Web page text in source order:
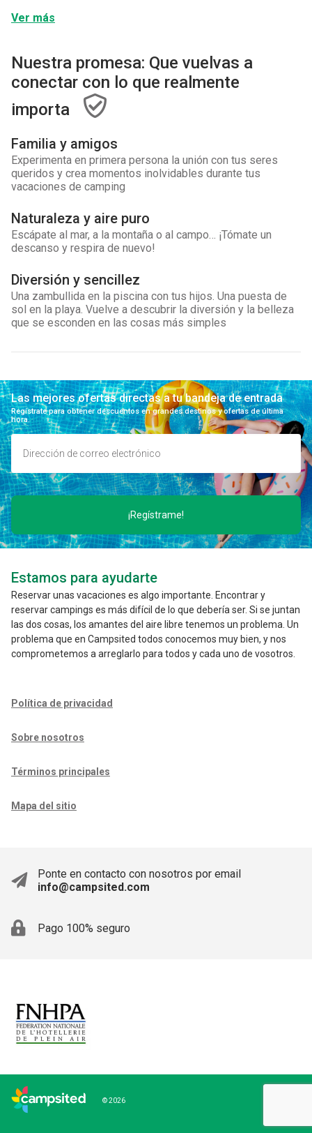
Ver más
Nuestra promesa: Que vuelvas a
conectar con lo que realmente
importa
Familia y amigos
Experimenta en primera persona la unión con tus seres
queridos y crea momentos inolvidables durante tus
vacaciones de camping
Naturaleza y aire puro
Escápate al mar, a la montaña o al campo… ¡Tómate un
descanso y respira de nuevo!
Diversión y sencillez
Una zambullida en la piscina con tus hijos. Una puesta de
sol en la playa. Vuelve a descubrir la diversión y la belleza
que se esconden en las cosas más simples
Las mejores ofertas directas a tu bandeja de entrada
Regístrate para obtener descuentos en grandes destinos y ofertas de última
hora.
¡Regístrame!
Estamos para ayudarte
Reservar unas vacaciones es algo importante. Encontrar y
reservar campings es más difícil de lo que debería ser. Si se juntan
las dos cosas, los amantes del aire libre tenemos un problema. Un
problema que en Campsited todos conocemos muy bien, y nos
comprometemos a arreglarlo para todos y cada uno de vosotros.
Política de privacidad
Sobre nosotros
Términos principales
Mapa del sitio
Ponte en contacto con nosotros por email
info@campsited.com
Pago 100% seguro
© 2026